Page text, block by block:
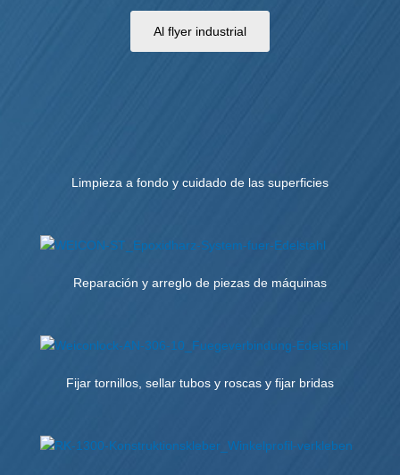
Al flyer industrial
Limpieza a fondo y cuidado de las superficies
Reparación y arreglo de piezas de máquinas
Fijar tornillos, sellar tubos y roscas y fijar bridas